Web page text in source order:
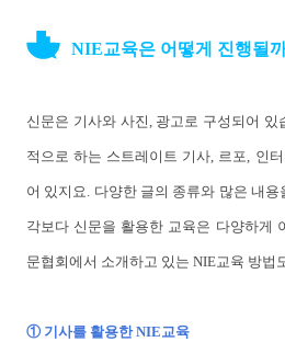
NIE교육은 어떻게 진행될
신문은 기사와 사진, 광고로 구성되어 있
적으로 하는 스트레이트 기사, 르포, 인
어 있지요. 다양한 글의 종류와 많은 내
각보다 신문을 활용한 교육은 다양하게
문협회에서 소개하고 있는 NIE교육 방법
① 기사를 활용한 NIE교육